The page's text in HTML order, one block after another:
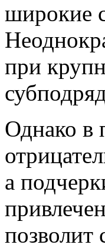
широкие
при
Однако в
а
позволит